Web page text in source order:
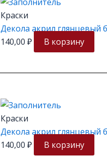
Краски
Декола акрил глянцевый
140,00 ₽ В корзину
Краски
Декола акрил глянцевый
140,00 ₽ В корзину